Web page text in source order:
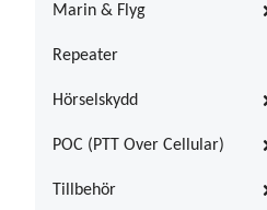
Marin & Flyg
Repeater
Hörselskydd
POC (PTT Over Cellular)
Tillbehör